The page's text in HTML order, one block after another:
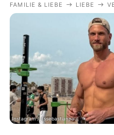
Stars
Filme &
Familie
FAMILIE & LIEBE LIEBE
Instagram / itssebastianpaul